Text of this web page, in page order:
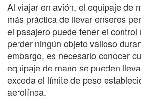
Al viajar en avión, el equipaje de
más práctica de llevar enseres
el pasajero puede tener el control
perder ningún objeto valioso
embargo, es necesario conocer
equipaje de mano se pueden
exceda el límite de peso
aerolínea.